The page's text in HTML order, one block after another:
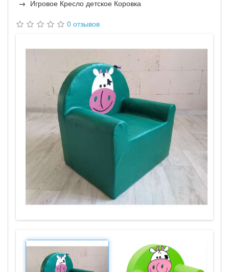
Игровое Кресло детское Коровка
0 отзывов